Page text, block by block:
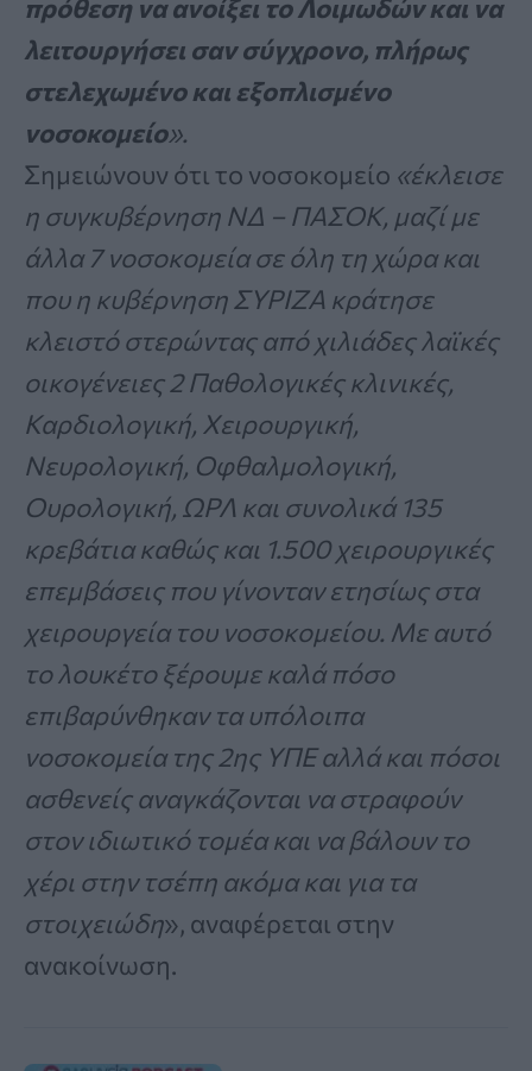
πρόθεση να ανοίξει το Λοιμωδών και να
λειτουργήσει σαν σύγχρονο, πλήρως
στελεχωμένο και εξοπλισμένο
νοσοκομείο».
Σημειώνουν ότι το νοσοκομείο «έκλεισε
η συγκυβέρνηση ΝΔ – ΠΑΣΟΚ, μαζί με
άλλα 7 νοσοκομεία σε όλη τη χώρα και
που η κυβέρνηση ΣΥΡΙΖΑ κράτησε
κλειστό στερώντας από χιλιάδες λαϊκές
οικογένειες 2 Παθολογικές κλινικές,
Καρδιολογική, Χειρουργική,
Νευρολογική, Οφθαλμολογική,
Ουρολογική, ΩΡΛ και συνολικά 135
κρεβάτια καθώς και 1.500 χειρουργικές
επεμβάσεις που γίνονταν ετησίως στα
χειρουργεία του νοσοκομείου. Με αυτό
το λουκέτο ξέρουμε καλά πόσο
επιβαρύνθηκαν τα υπόλοιπα
νοσοκομεία της 2ης ΥΠΕ αλλά και πόσοι
ασθενείς αναγκάζονται να στραφούν
στον ιδιωτικό τομέα και να βάλουν το
χέρι στην τσέπη ακόμα και για τα
στοιχειώδη», αναφέρεται στην
ανακοίνωση.